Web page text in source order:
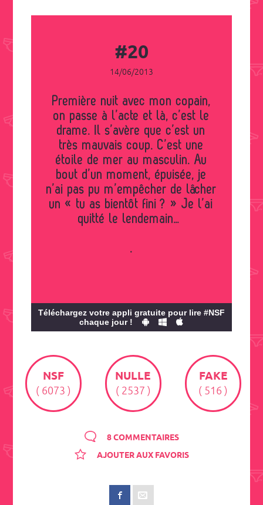
#20
14/06/2013
Première nuit avec mon copain,
on passe à l’acte et là, c’est le
drame. Il s’avère que c’est un
très mauvais coup. C’est une
étoile de mer au masculin. Au
bout d’un moment, épuisée, je
n’ai pas pu m’empêcher de lâcher
un « tu as bientôt fini ? » Je l’ai
quitté le lendemain…
.
Téléchargez votre appli gratuite pour lire #NSF
chaque jour !
NSF
( 6073 )
NULLE
( 2537 )
FAKE
( 516 )
8 COMMENTAIRES
AJOUTER AUX FAVORIS